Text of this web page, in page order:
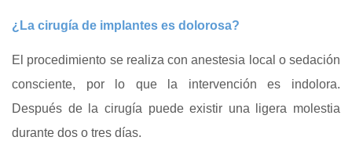
¿La cirugía de implantes es dolorosa?
El procedimiento se realiza con anestesia local o sedación
consciente, por lo que la intervención es indolora.
Después de la cirugía puede existir una ligera molestia
durante dos o tres días.